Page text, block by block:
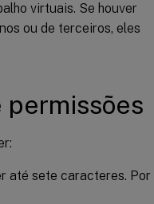
virtuais. Se houver
ou de terceiros, eles
até sete caracteres. Por